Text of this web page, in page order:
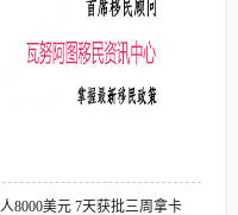
8000美元 7天获批三周拿卡